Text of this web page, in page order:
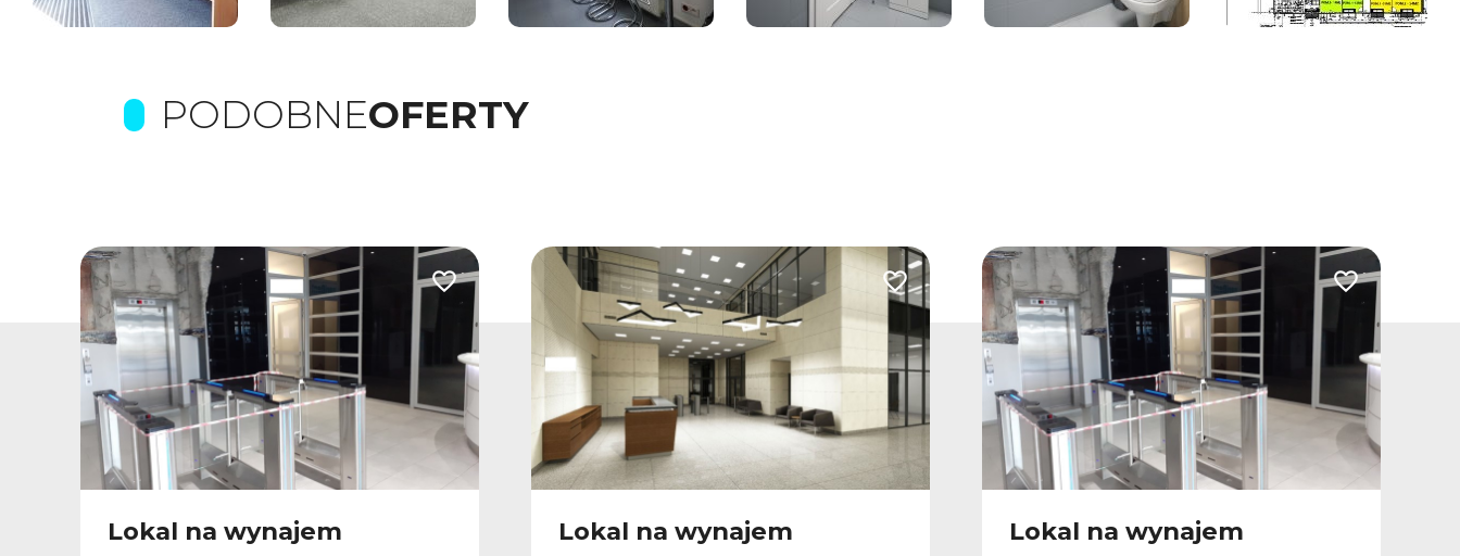
PODOBNEOFERTY
do ulubionych Dodaj do ulubionych
Lokal na wynajem
Dodaj do ulubionych
Lokal na wynajem
Dodaj do
Lokal na wynajem